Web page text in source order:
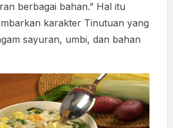
berbagai bahan.” Hal itu
karakter Tinutuan yang
sayuran, umbi, dan bahan